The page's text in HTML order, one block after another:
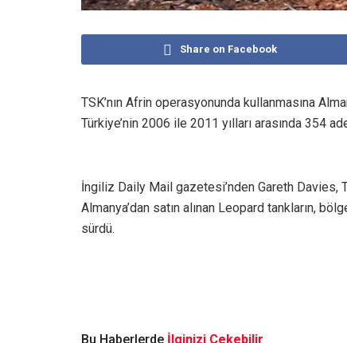
Share on Facebook
TSK’nın Afrin operasyonunda kullanmasına
Türkiye’nin 2006 ile 2011 yılları arasında 354
İngiliz Daily Mail gazetesi’nden Gareth Davies,
Almanya’dan satın alınan Leopard tankların,
sürdü.
Bu Haberlerde İlginizi Çekebilir